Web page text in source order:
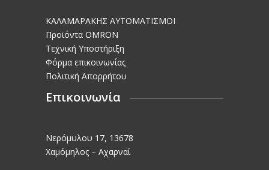
KΑΛΑΜΑΡΑΚΗΣ AΥΤΟΜΑΤΙΣΜΟΙ
Προϊόντα OMRON
Τεχνική Υποστήριξη
Φόρμα επικοινωνίας
Πολιτική Απορρήτου
Επικοινωνία
Νερόμυλου 17, 13678
Χαμόμηλος – Αχαρναί